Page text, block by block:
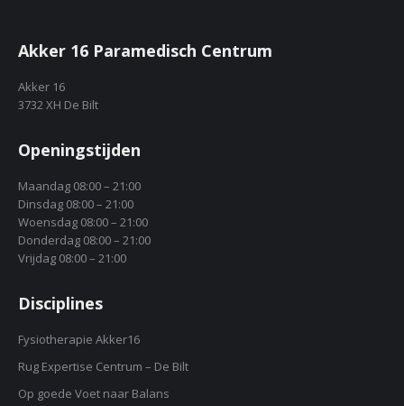
Akker 16 Paramedisch Centrum
Akker 16
3732 XH De Bilt
Openingstijden
Maandag 08:00 – 21:00
Dinsdag 08:00 – 21:00
Woensdag 08:00 – 21:00
Donderdag 08:00 – 21:00
Vrijdag 08:00 – 21:00
Disciplines
Fysiotherapie Akker16
Rug Expertise Centrum – De Bilt
Op goede Voet naar Balans